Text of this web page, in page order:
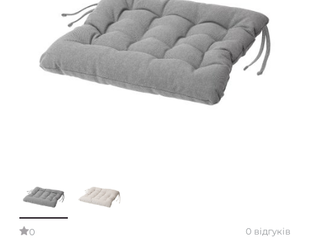
0 0 відгуків